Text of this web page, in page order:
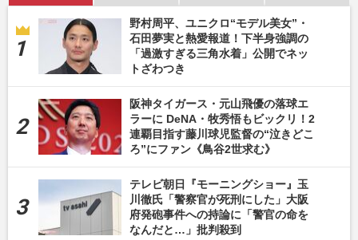
野村周平、ユニクロ“モデル美女”・
石田夢実と熱愛報道！下半身強調の
「過激すぎる三角水着」公開でネッ
トざわつき
阪神タイガース・元山飛優の落球エ
ラーに DeNA・牧秀悟もビックリ！2
連覇目指す藤川球児監督の“泣きどこ
ろ”にファン《鳥谷2世求む》
テレビ朝日『モーニングショー』玉
川徹氏「警察官が死刑にした」大阪
府発砲事件への持論に「警官の命を
なんだと…」批判殺到